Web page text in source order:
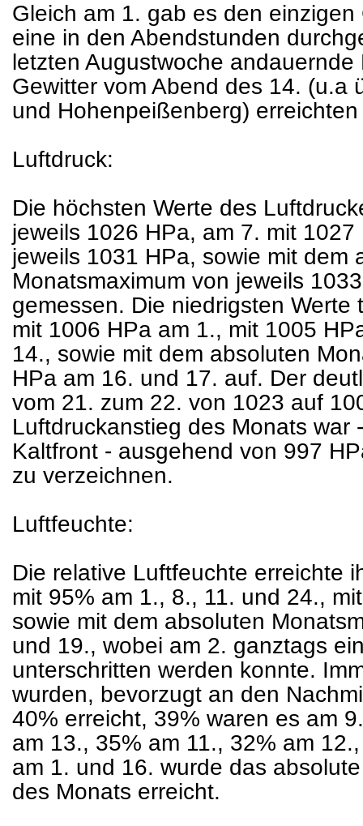
Gleich am 1. gab es den
eine in den Abendstunden
letzten Augustwoche
Gewitter vom Abend des 14. (u.a
und Hohenpeißenberg)
Luftdruck:
Die höchsten Werte des
jeweils 1026 HPa, am 7. mit
jeweils 1031 HPa, sowie mit dem
Monatsmaximum von jeweils
gemessen. Die niedrigsten
mit 1006 HPa am 1., mit 1005
14., sowie mit dem absoluten
HPa am 16. und 17. auf. Der
vom 21. zum 22. von 1023 auf
Luftdruckanstieg des Monats war
Kaltfront - ausgehend von 997
zu verzeichnen.
Luftfeuchte:
Die relative Luftfeuchte erreichte
mit 95% am 1., 8., 11. und 24.,
sowie mit dem absoluten
und 19., wobei am 2. ganztags
unterschritten werden konnte.
wurden, bevorzugt an den
40% erreicht, 39% waren es am
am 13., 35% am 11., 32% am
am 1. und 16. wurde das
des Monats erreicht.